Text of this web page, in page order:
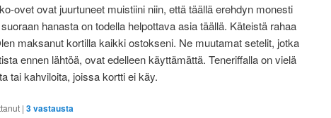
ovet ovat juurtuneet muistiini niin, että täällä erehdyn monesti
hanasta on todella helpottava asia täällä. Käteistä rahaa
maksanut kortilla kaikki ostokseni. Ne muutamat setelit, jotka
ennen lähtöä, ovat edelleen käyttämättä. Teneriffalla on vielä
tai kahviloita, joissa kortti ei käy.
| 3vastausta